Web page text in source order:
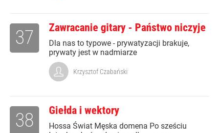
Zawracanie gitary - Państwo niczyje
Dla nas to typowe - prywatyzacji brakuje,
prywaty jest w nadmiarze
37
Krzysztof Czabański
Giełda i wektory
Hossa Świat Męska domena Po sześciu
38